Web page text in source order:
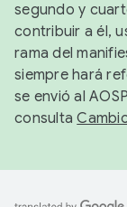
segundo y
contribuir a él,
rama del
siempre hará
se envió al
consulta